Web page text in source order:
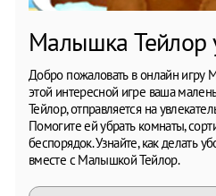
Малышка Тейлор
Добро пожаловать в онлайн игру
этой интересной игре ваша
Тейлор, отправляется на
Помогите ей убрать комнаты,
беспорядок. Узнайте, как делать
вместе с Малышкой Тейлор.